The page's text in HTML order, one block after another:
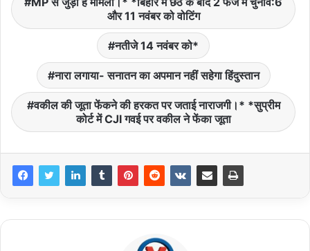
और 11 नवंबर को वोटिंग
नतीजे 14 नवंबर को*
नारा लगाया- सनातन का अपमान नहीं सहेगा हिंदुस्तान
वकील की जूता फेंकने की हरकत पर जताई नाराजगी।* *सुप्रीम
कोर्ट में CJI गवई पर वकील ने फेंका जूता